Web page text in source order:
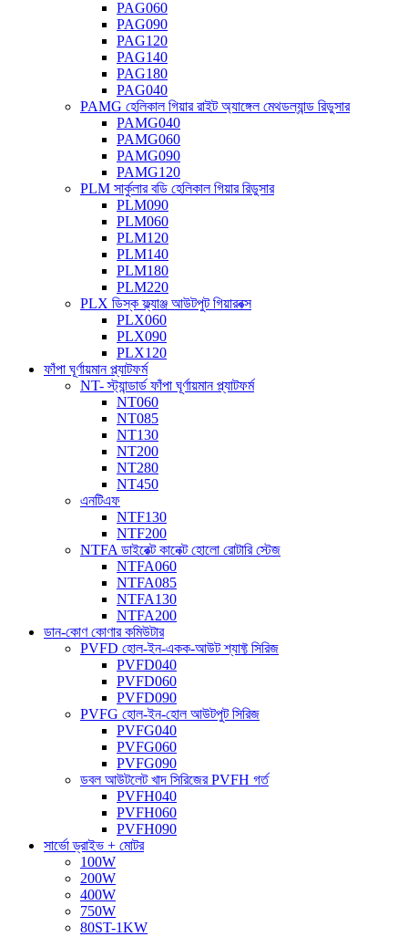
PAG060
PAG090
PAG120
PAG140
PAG180
PAG040
PAMG হেলিকাল গিয়ার রাইট অ্যাঙ্গেল মেথডল্যান্ড রিডুসার
PAMG040
PAMG060
PAMG090
PAMG120
PLM সার্কুলার বডি হেলিকাল গিয়ার রিডুসার
PLM090
PLM060
PLM120
PLM140
PLM180
PLM220
PLX ডিস্ক ফ্ল্যাঞ্জ আউটপুট গিয়ারবক্স
PLX060
PLX090
PLX120
ফাঁপা ঘূর্ণায়মান প্ল্যাটফর্ম
NT- স্ট্যান্ডার্ড ফাঁপা ঘূর্ণায়মান প্ল্যাটফর্ম
NT060
NT085
NT130
NT200
NT280
NT450
এনটিএফ
NTF130
NTF200
NTFA ডাইরেক্ট কানেক্ট হোলো রোটারি স্টেজ
NTFA060
NTFA085
NTFA130
NTFA200
ডান-কোণ কোণার কমিউটার
PVFD হোল-ইন-একক-আউট শ্যাফ্ট সিরিজ
PVFD040
PVFD060
PVFD090
PVFG হোল-ইন-হোল আউটপুট সিরিজ
PVFG040
PVFG060
PVFG090
ডবল আউটলেট খাদ সিরিজের PVFH গর্ত
PVFH040
PVFH060
PVFH090
সার্ভো ড্রাইভ + মোটর
100W
200W
400W
750W
80ST-1KW